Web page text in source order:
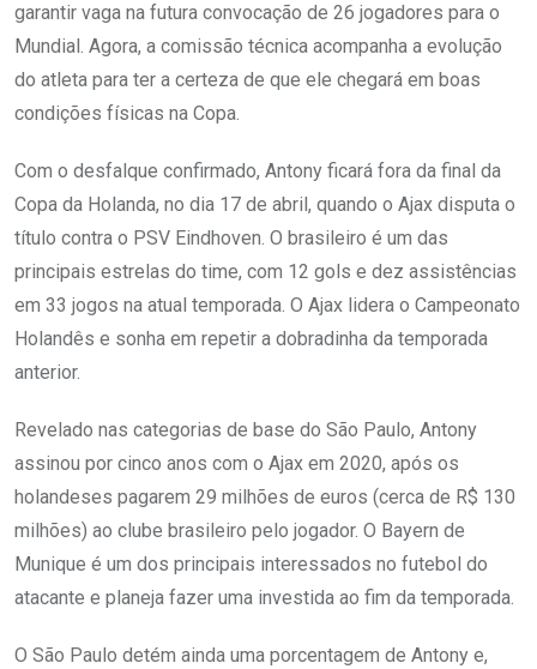
garantir vaga na futura convocação de 26 jogadores para o
Mundial. Agora, a comissão técnica acompanha a evolução
do atleta para ter a certeza de que ele chegará em boas
condições físicas na Copa.
Com o desfalque confirmado, Antony ficará fora da final da
Copa da Holanda, no dia 17 de abril, quando o Ajax disputa o
título contra o PSV Eindhoven. O brasileiro é um das
principais estrelas do time, com 12 gols e dez assistências
em 33 jogos na atual temporada. O Ajax lidera o Campeonato
Holandês e sonha em repetir a dobradinha da temporada
anterior.
Revelado nas categorias de base do São Paulo, Antony
assinou por cinco anos com o Ajax em 2020, após os
holandeses pagarem 29 milhões de euros (cerca de R$ 130
milhões) ao clube brasileiro pelo jogador. O Bayern de
Munique é um dos principais interessados no futebol do
atacante e planeja fazer uma investida ao fim da temporada.
O São Paulo detém ainda uma porcentagem de Antony e,